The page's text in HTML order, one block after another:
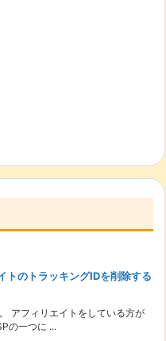
トのトラッキングIDを削除する
アフィリエイトをしている方が
の一つに ...